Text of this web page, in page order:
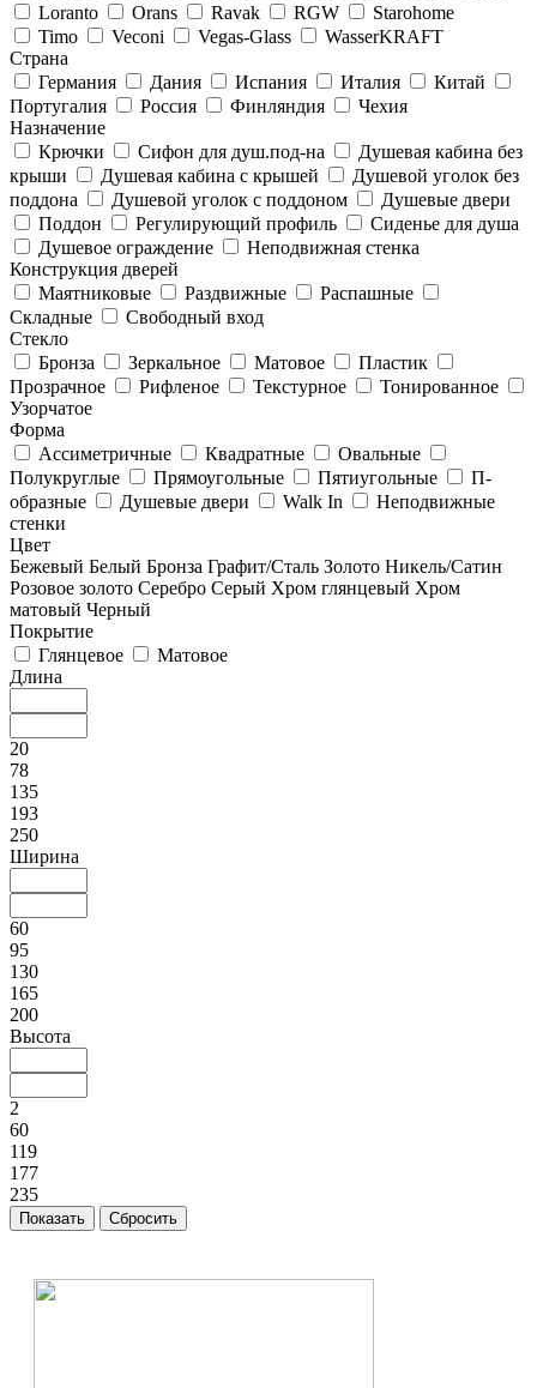
Loranto
Orans Ravak RGW
Starohome
Timo
Veconi Vegas-Glass
WasserKRAFT
Страна
Германия
Дания Испания Италия
Китай
Португалия
Россия Финляндия
Чехия
Назначение
Крючки
Сифон для душ.под-на
Душевая кабина без
крыши
Душевая кабина с крышей
Душевой уголок без
поддона
Душевой уголок с поддоном
Душевые двери
Поддон
Регулирующий профиль
Сиденье для душа
Душевое ограждение
Неподвижная стенка
Конструкция дверей
Маятниковые
Раздвижные
Распашные
Складные
Свободный вход
Стекло
Бронза
Зеркальное Матовое
Пластик
Прозрачное
Рифленое Текстурное
Тонированное
Узорчатое
Форма
Ассиметричные
Квадратные
Овальные
Полукруглые
Прямоугольные Пятиугольные
П-
образные
Душевые двери Walk In
Неподвижные
стенки
Цвет
Бежевый Белый Бронза Графит/Сталь Золото Никель/Сатин
Розовое золото Серебро Серый Хром глянцевый Хром
матовый Черный
Покрытие
Глянцевое
Матовое
Длина
20
78
135
193
250
Ширина
60
95
130
165
200
Высота
2
60
119
177
235